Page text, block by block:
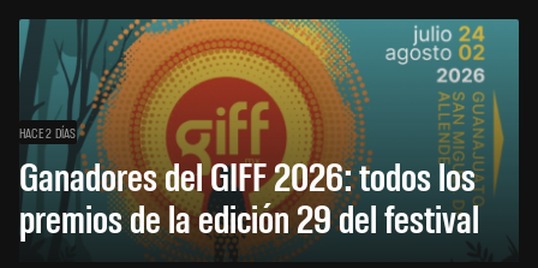
HACE 2 DÍAS
Ganadores del GIFF 2026: todos los
premios de la edición 29 del festival